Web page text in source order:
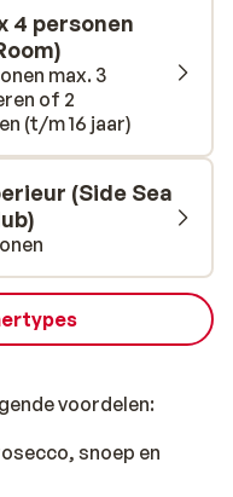
je goed af in de
Dompel jezelf
of boek voor jezelf
een keertje op uit?
kleine centrum van
4 personen
max. 3
of 2
(t/m 16 jaar)
(Side Sea
voordelen:
snoep en